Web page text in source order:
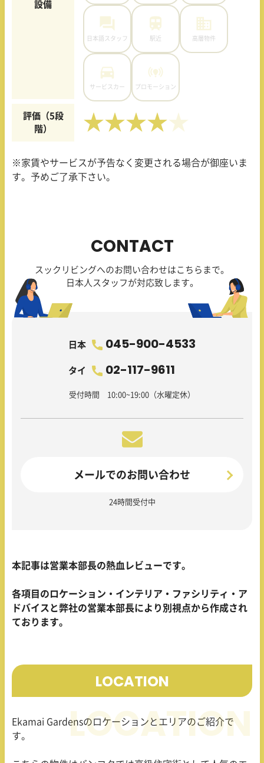
設備
日本語スタッフ 駅近 高層物件
サービスカー プロモーション
評価（5段
階）
★★★★
※家賃やサービスが予告なく変更される場合が御座いま
す。予めご了承下さい。
CONTACT
スックリビングへのお問い合わせはこちらまで。
日本人スタッフが対応致します。
日本 045-900-4533
タイ 02-117-9611
受付時間 10:00~19:00（水曜定休）
メールでのお問い合わせ
24時間受付中
本記事は営業本部長の熱血レビューです。
各項目のロケーション・インテリア・ファシリティ・ア
ドバイスと弊社の営業本部長により別視点から作成され
ております。
LOCATION
Ekamai Gardensのロケーションとエリアのご紹介で
す。